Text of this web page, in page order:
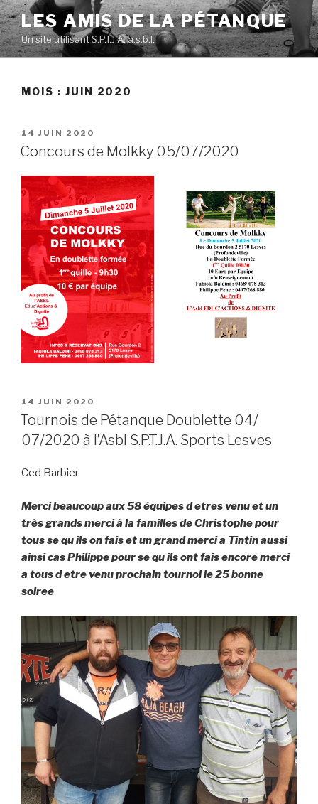
Skip
to
content
LES AMIS DE LA PÉTANQUE
Un site utilisant S.P.T.J.A. a.s.b.l.
MOIS : JUIN 2020
POSTED
ON
14 JUIN 2020
Concours de Molkky 05/07/2020
POSTED
ON
14 JUIN 2020
Tournois de Pétanque Doublette 04/
07/2020 à l’Asbl S.P.T.J.A. Sports Lesves
Ced Barbier
Merci beaucoup aux 58 équipes d etres venu et un
très grands merci à la familles de Christophe pour
tous se qu ils on fais et un grand merci a Tintin aussi
ainsi cas Philippe pour se qu ils ont fais encore merci
a tous d etre venu prochain tournoi le 25 bonne
soiree